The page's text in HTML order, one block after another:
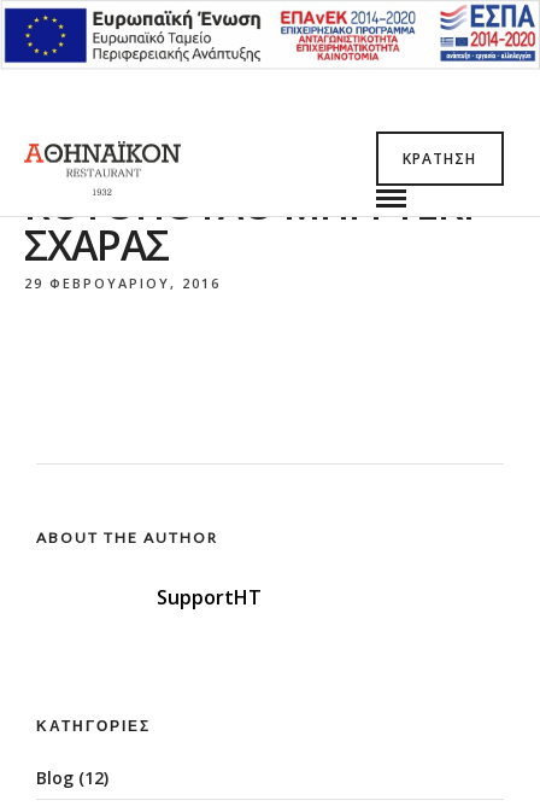
ΚΡΆΤΗΣΗ
ΚΟΤΌΠΟΥΛΟ ΜΠΙΦΤΈΚΙ
ΣΧΆΡΑΣ
29 ΦΕΒΡΟΥΑΡΊΟΥ, 2016
ABOUT THE AUTHOR
SupportHT
ΚΑΤΗΓΟΡΊΕΣ
Blog (12)